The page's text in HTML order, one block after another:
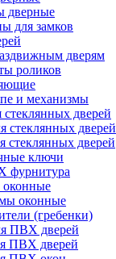
дверные
для замков
дверям
роликов
и механизмы
дверей
стеклянных дверей
стеклянных дверей
ключи
фурнитура
оконные
оконные
(гребенки)
ПВХ дверей
ПВХ дверей